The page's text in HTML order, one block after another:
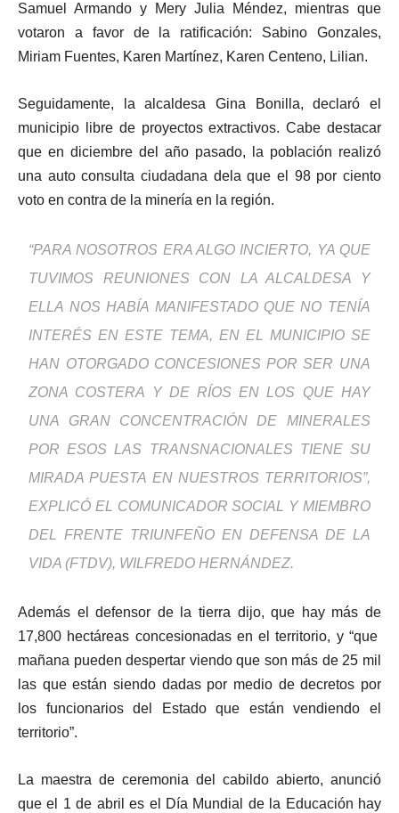
Samuel Armando y Mery Julia Méndez, mientras que
votaron a favor de la ratificación: Sabino Gonzales,
Miriam Fuentes, Karen Martínez, Karen Centeno, Lilian.
Seguidamente, la alcaldesa Gina Bonilla, declaró el
municipio libre de proyectos extractivos. Cabe destacar
que en diciembre del año pasado, la población realizó
una auto consulta ciudadana dela que el 98 por ciento
voto en contra de la minería en la región.
“PARA NOSOTROS ERA ALGO INCIERTO, YA QUE
TUVIMOS REUNIONES CON LA ALCALDESA Y
ELLA NOS HABÍA MANIFESTADO QUE NO TENÍA
INTERÉS EN ESTE TEMA, EN EL MUNICIPIO SE
HAN OTORGADO CONCESIONES POR SER UNA
ZONA COSTERA Y DE RÍOS EN LOS QUE HAY
UNA GRAN CONCENTRACIÓN DE MINERALES
POR ESOS LAS TRANSNACIONALES TIENE SU
MIRADA PUESTA EN NUESTROS TERRITORIOS”,
EXPLICÓ EL COMUNICADOR SOCIAL Y MIEMBRO
DEL FRENTE TRIUNFEÑO EN DEFENSA DE LA
VIDA (FTDV), WILFREDO HERNÁNDEZ.
Además el defensor de la tierra dijo, que hay más de
17,800 hectáreas concesionadas en el territorio, y “que
mañana pueden despertar viendo que son más de 25 mil
las que están siendo dadas por medio de decretos por
los funcionarios del Estado que están vendiendo el
territorio”.
La maestra de ceremonia del cabildo abierto, anunció
que el 1 de abril es el Día Mundial de la Educación hay